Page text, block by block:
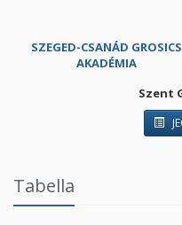
SZEGED-CSANÁD GROSICS
AKADÉMIA
Szent
Tabella